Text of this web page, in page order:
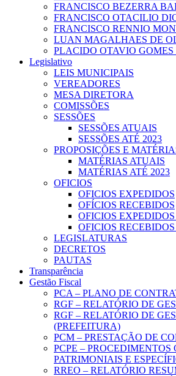
FRANCISCO BEZERRA
FRANCISCO OTACILIO
FRANCISCO RENNIO
LUAN MAGALHAES DE
PLACIDO OTAVIO GOMES
Legislativo
LEIS MUNICIPAIS
VEREADORES
MESA DIRETORA
COMISSÕES
SESSÕES
SESSÕES ATUAIS
SESSÕES ATÉ 2023
PROPOSIÇÕES E
MATÉRIAS ATUAIS
MATÉRIAS ATÉ 2023
OFICIOS
OFICIOS EXPEDIDOS
OFÍCIOS RECEBIDOS
OFICIOS EXPEDIDOS
OFICIOS RECEBIDOS
LEGISLATURAS
DECRETOS
PAUTAS
Transparência
Gestão Fiscal
PCA – PLANO DE
RGF – RELATÓRIO DE
RGF – RELATÓRIO DE
(PREFEITURA)
PCM – PRESTAÇÃO DE
PCPE – PROCEDIMENTOS
PATRIMONIAIS E
RREO – RELATÓRIO